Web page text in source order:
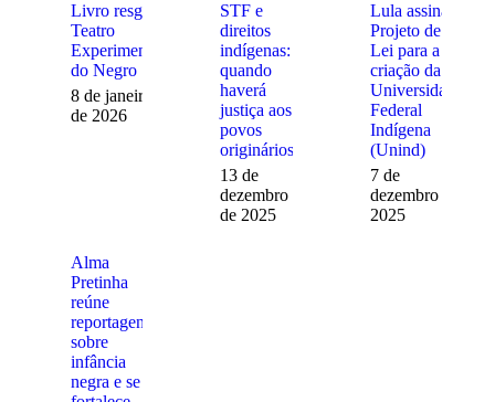
Livro resgata
Teatro
Experimental
do Negro
8 de janeiro
de 2026
STF e
direitos
indígenas:
quando
haverá
justiça aos
povos
originários?
13 de
dezembro
de 2025
Lula assina
Projeto de
Lei para a
criação da
Universidade
Federal
Indígena
(Unind)
7 de
dezembro de
2025
Alma
Pretinha
reúne
reportagens
sobre
infância
negra e se